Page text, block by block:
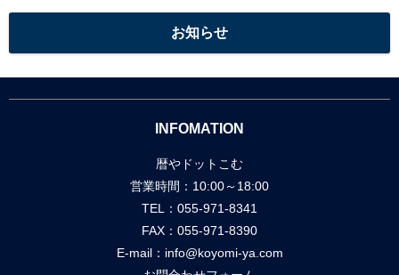
お知らせ
INFOMATION
暦やドットこむ
営業時間：10:00～18:00
TEL：055-971-8341
FAX：055-971-8390
E-mail： info@koyomi-ya.com